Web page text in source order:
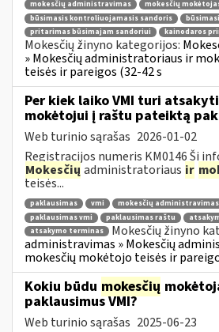
mokesčių administravimas mokesčių
būsimasis kontroliuojamasis sandoris
pritarimas būsimajam sandoriui
kainodaros
Mokesčių žinyno kategorijos:
» Mokesčių administratoriaus ir
teisės ir pareigos (32-42 s
Per kiek laiko VMI turi atsakyti
mokėtojui į raštu pateiktą
Web turinio sąrašas 2026-01-02
Registracijos numeris KM0146 Ši
Mokesčių administratoriaus ir
teisės...
paklausimas vmi mokesčių administravimas
paklausimas vmi
paklausimas raštu
atsakymo terminas
Mokesčių žinyno
administravimas » Mokesčių
mokesčių mokėtojo teisės ir
Kokiu būdu mokesčių
paklausimus VMI?
Web turinio sąrašas 2025-06-23